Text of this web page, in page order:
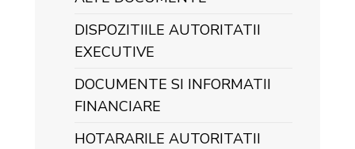
DISPOZITIILE AUTORITATII
EXECUTIVE
DOCUMENTE SI INFORMATII
FINANCIARE
HOTARARILE AUTORITATII